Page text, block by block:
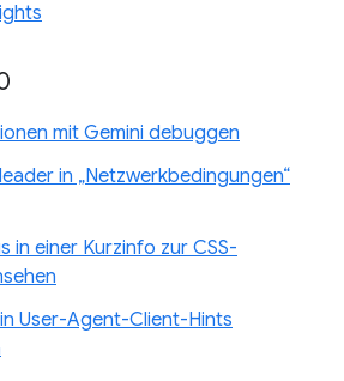
mit Gemini debuggen
in „Netzwerkbedingungen“
in einer Kurzinfo zur CSS-
User-Agent-Client-Hints